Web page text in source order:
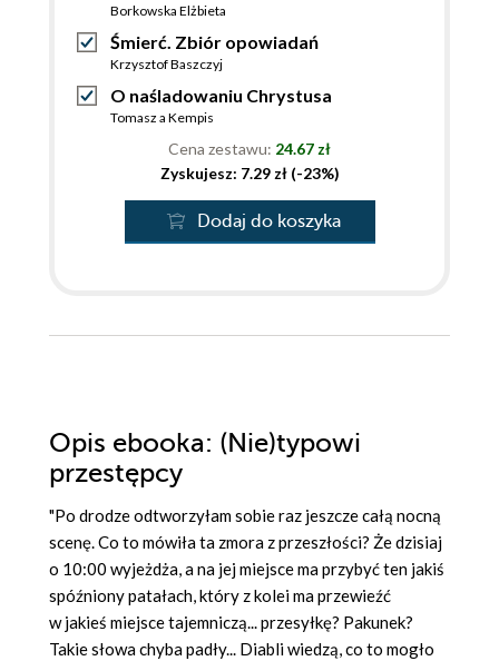
Borkowska Elżbieta
Śmierć. Zbiór opowiadań
Krzysztof Baszczyj
O naśladowaniu Chrystusa
Tomasz a Kempis
Cena zestawu: 24.67 zł
Zyskujesz: 7.29 zł (-23%)
Dodaj do koszyka
Opis ebooka: (Nie)typowi
przestępcy
"Po drodze odtworzyłam sobie raz jeszcze całą nocną
scenę. Co to mówiła ta zmora z przeszłości? Że dzisiaj
o 10:00 wyjeżdża, a na jej miejsce ma przybyć ten jakiś
spóźniony patałach, który z kolei ma przewieźć
w jakieś miejsce tajemniczą... przesyłkę? Pakunek?
Takie słowa chyba padły... Diabli wiedzą, co to mogło